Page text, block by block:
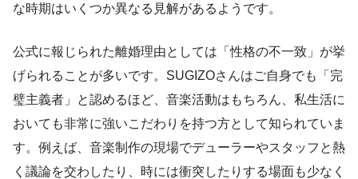
な時期はいくつか異なる見解があるようです。
公式に報じられた離婚理由としては「性格の不一致」が挙
げられることが多いです。SUGIZOさんはご自身でも「完
璧主義者」と認めるほど、音楽活動はもちろん、私生活に
おいても非常に強いこだわりを持つ方として知られていま
す。例えば、音楽制作の現場でデューラーやスタッフと熱
く議論を交わしたり、時には衝突したりする場面も少なく